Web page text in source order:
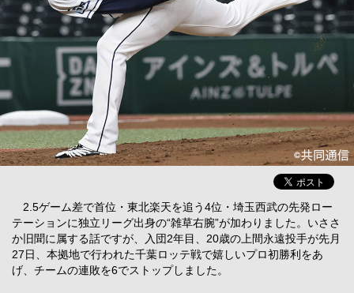
2.5ゲーム差で首位・東北楽天を追う4位・埼玉西武の先発ロー
テーションに独立リーグ出身の“雑草右腕”が加わりました。いささ
か旧聞に属する話ですが、入団2年目、20歳の上間永遠投手が先月
27日、本拠地で行われた千葉ロッテ戦で嬉しいプロ初勝利をあ
げ、チームの連敗を6でストップしました。